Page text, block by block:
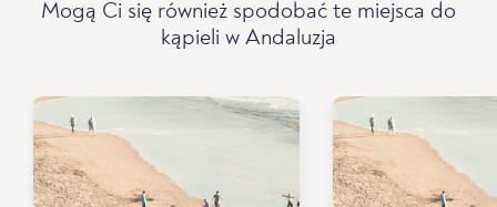
Mogą Ci się również spodobać te miejsca do
kąpieli w Andaluzja